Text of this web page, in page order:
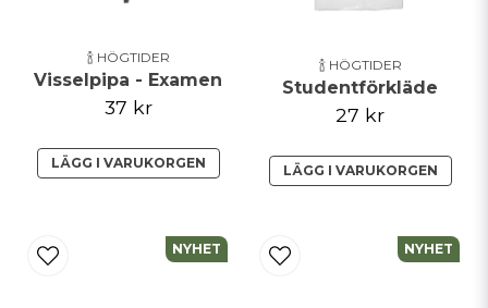
🍾 HÖGTIDER
Visselpipa - Examen
37 kr
LÄGG I VARUKORGEN
🍾 HÖGTIDER
Studentförkläde
27 kr
LÄGG I VARUKORGEN
NYHET NYHET